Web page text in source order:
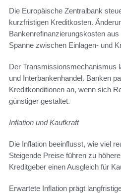
Die Europäische Zentralbank
kurzfristigen Kreditkosten.
Bankenrefinanzierungskosten
Spanne zwischen Einlagen- und
Der Transmissionsmechanismus
und Interbankenhandel. Banken
Kreditkonditionen an, wenn sich
günstiger gestaltet.
Inflation und Kaufkraft
Die Inflation beeinflusst, wie viel
Steigende Preise führen zu
Kreditgeber einen Ausgleich für
Erwartete Inflation prägt